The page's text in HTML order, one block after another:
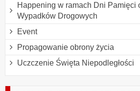
Happening w ramach Dni Pamięci
Wypadków Drogowych
Event
Propagowanie obrony życia
Uczczenie Święta Niepodległości